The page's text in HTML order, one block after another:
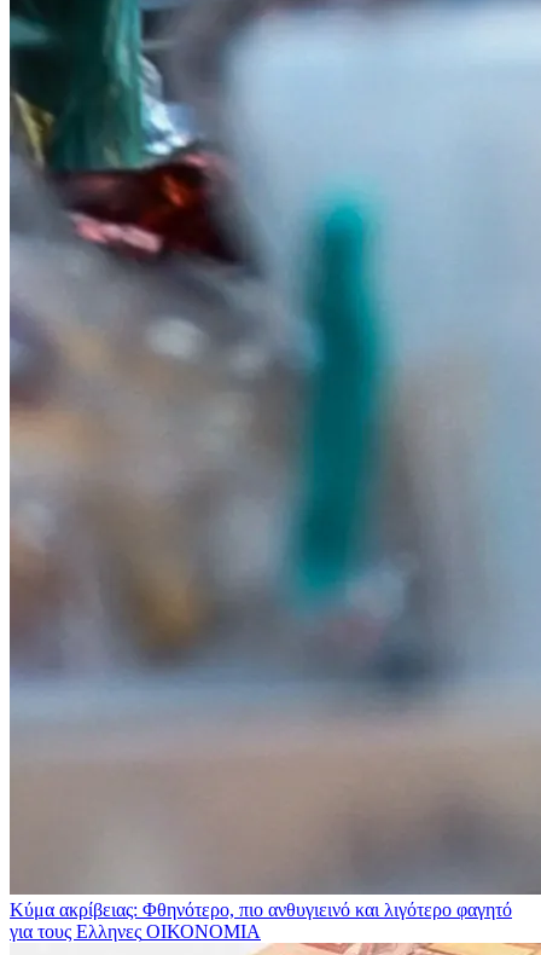
Κύμα ακρίβειας: Φθηνότερο, πιο ανθυγιεινό και λιγότερο φαγητό
για τους Ελληνες ΟΙΚΟΝΟΜΙΑ